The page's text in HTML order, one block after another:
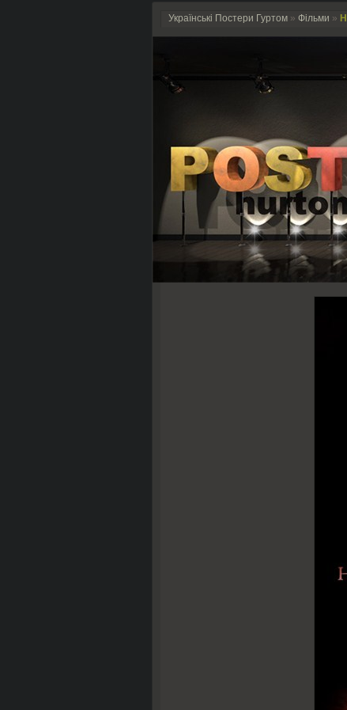
Українські Постери Гуртом » Фільми »